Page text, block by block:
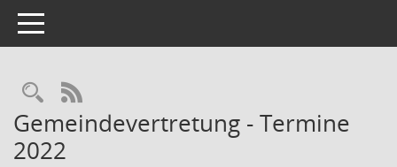
Toggle navigation
Rechercheauswahl
RSS-Feed
Gemeindevertretung - Termine
2022